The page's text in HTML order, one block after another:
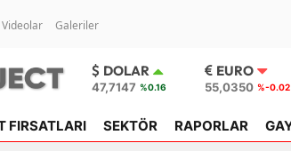
Videolar Galeriler
DOLAR
47,7147 %0.16
EURO
55,0350 %-0.02
FIRSATLARI SEKTÖR RAPORLAR